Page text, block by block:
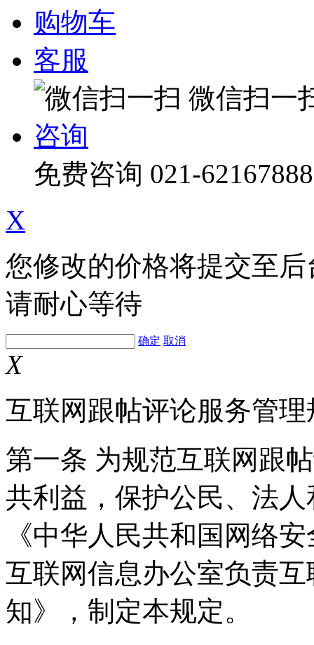
购物车
客服
微信扫一
咨询
免费咨询 021-62167888
X
您修改的价格将提交至
请耐心等待
确定 取消
X
互联网跟帖评论服务管理
第一条 为规范互联网跟
共利益，保护公民、法
《中华人民共和国网络
互联网信息办公室负责
知》，制定本规定。